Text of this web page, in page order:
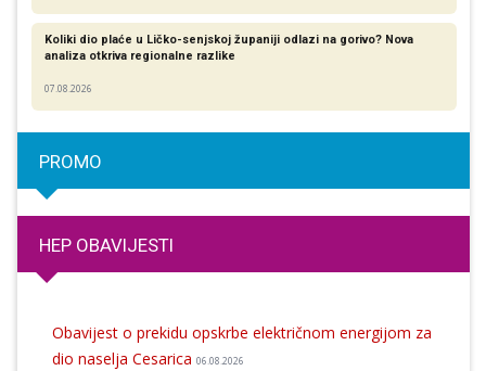
Koliki dio plaće u Ličko-senjskoj županiji odlazi na gorivo? Nova
analiza otkriva regionalne razlike​
07.08.2026
PROMO
HEP OBAVIJESTI
Obavijest o prekidu opskrbe električnom energijom za
dio naselja Cesarica 06.08.2026